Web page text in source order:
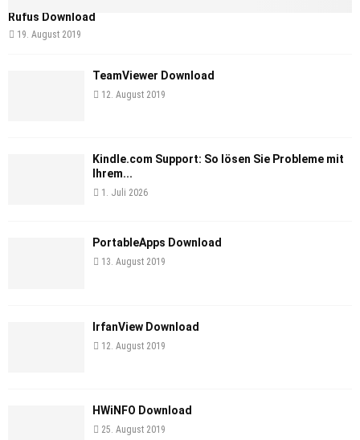
Rufus Download
19. August 2019
TeamViewer Download
12. August 2019
Kindle.com Support: So lösen Sie Probleme mit
Ihrem...
1. Juli 2026
PortableApps Download
13. August 2019
IrfanView Download
12. August 2019
HWiNFO Download
25. August 2019